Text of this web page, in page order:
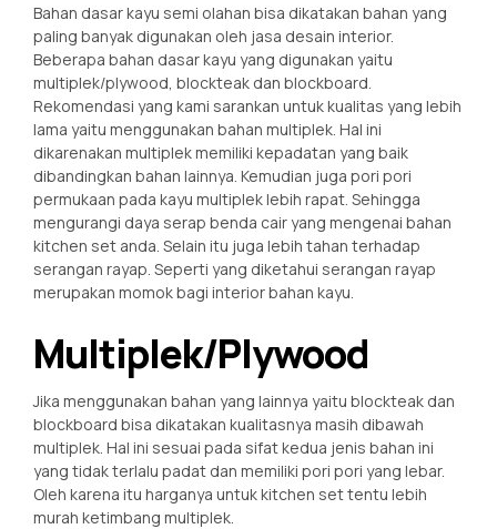
Bahan dasar kayu semi olahan bisa dikatakan bahan yang
paling banyak digunakan oleh jasa desain interior.
Beberapa bahan dasar kayu yang digunakan yaitu
multiplek/plywood, blockteak dan blockboard.
Rekomendasi yang kami sarankan untuk kualitas yang lebih
lama yaitu menggunakan bahan multiplek. Hal ini
dikarenakan multiplek memiliki kepadatan yang baik
dibandingkan bahan lainnya. Kemudian juga pori pori
permukaan pada kayu multiplek lebih rapat. Sehingga
mengurangi daya serap benda cair yang mengenai bahan
kitchen set anda. Selain itu juga lebih tahan terhadap
serangan rayap. Seperti yang diketahui serangan rayap
merupakan momok bagi interior bahan kayu.
Multiplek/Plywood
Jika menggunakan bahan yang lainnya yaitu blockteak dan
blockboard bisa dikatakan kualitasnya masih dibawah
multiplek. Hal ini sesuai pada sifat kedua jenis bahan ini
yang tidak terlalu padat dan memiliki pori pori yang lebar.
Oleh karena itu harganya untuk kitchen set tentu lebih
murah ketimbang multiplek.